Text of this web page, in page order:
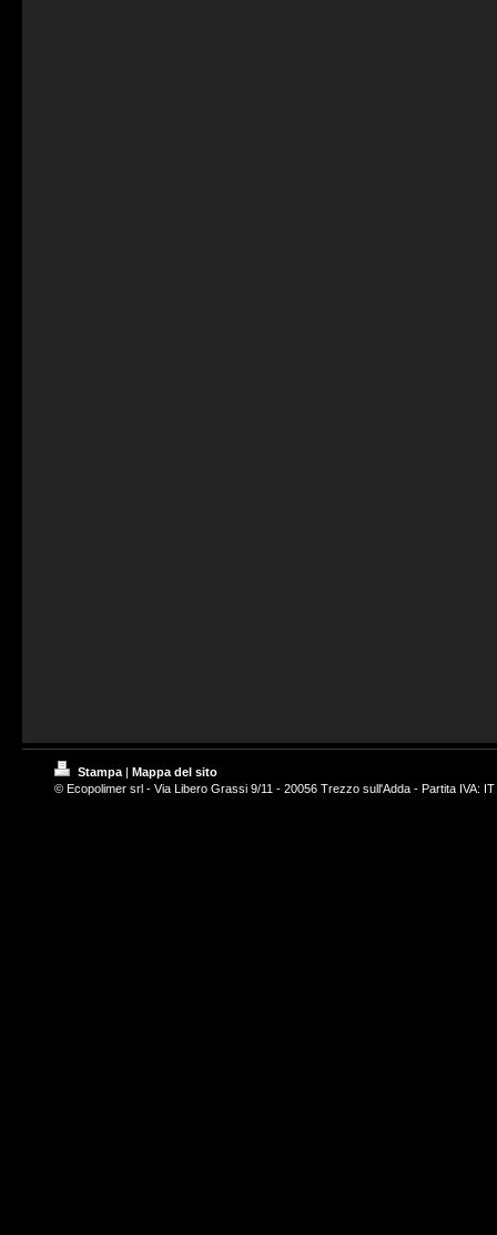
Stampa
Mappa del sito
© Ecopolimer srl - Via Libero Grassi 9/11 - 20056 Trezzo sull'Adda - Partita IVA: